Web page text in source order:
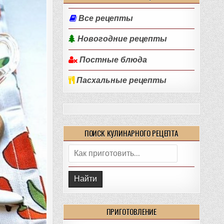
Все рецепты
Новогодние рецепты
Постные блюда
Пасхальные рецепты
ПОИСК КУЛИНАРНОГО РЕЦЕПТА
Поиск:
ПРИГОТОВЛЕНИЕ